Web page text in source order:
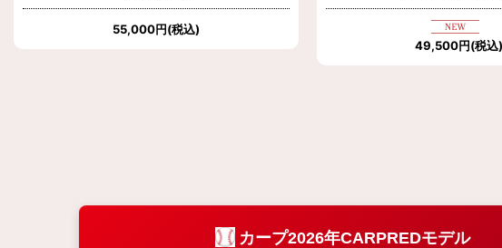
23,100円(税込)
通常販売価格:
カープ2026年CARPREDモデル